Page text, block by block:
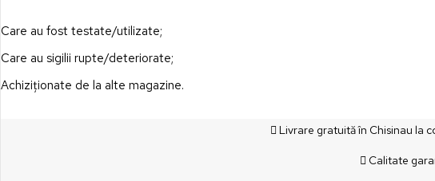
Care au fost testate/utilizate;
Care au sigilii rupte/deteriorate;
Achiziționate de la alte magazine.
Livrare gratuită în Chisinau la
Calitate